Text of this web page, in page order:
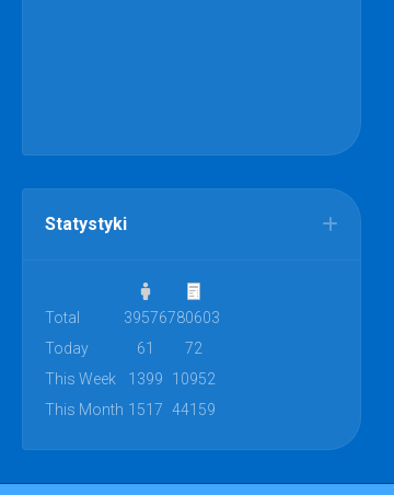
Statystyki
Total 39576780603
Today
61
72
This Week
1399
10952
This Month 1517 44159